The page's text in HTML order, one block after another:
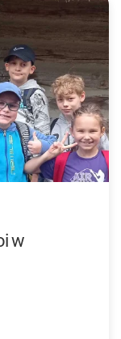
w